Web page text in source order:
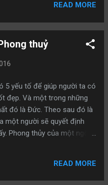
anh ta vội vàng chạy
cái mẫu chân mình, khi
Có người hỏi anh: - Tại sao
không? Anh ta trả lời: -
hơn là tin ở đôi chân của
cười cho thiên hạ! Trong bất
khuôn mẫu, nên linh
nhất
READ MORE
thuỷ
5 yếu tố để giúp người ta có
đẹp. Và một trong những
đó là Đức. Theo sau đó là
một người sẽ quyết định
Phong thủy của một ngôi
hạnh phúc cho một ai đó.
là gì? Một hôm, dưới trời
READ MORE